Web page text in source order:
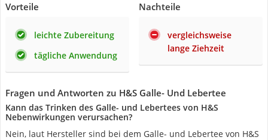
Vorteile
leichte Zubereitung
tägliche Anwendung
Nachteile
vergleichsweise
lange Ziehzeit
Fragen und Antworten zu H&S Galle- Und Lebertee
Kann das Trinken des Galle- und Lebertees von H&S
Nebenwirkungen verursachen?
Nein, laut Hersteller sind bei dem Galle- und Lebertee von H&S